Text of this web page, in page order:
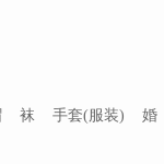
袜 手套(服装)
婚